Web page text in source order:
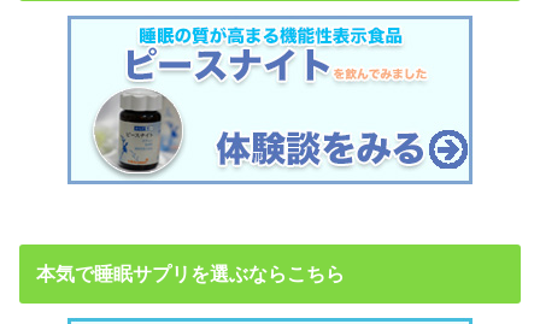
本気で睡眠サプリを選ぶならこちら